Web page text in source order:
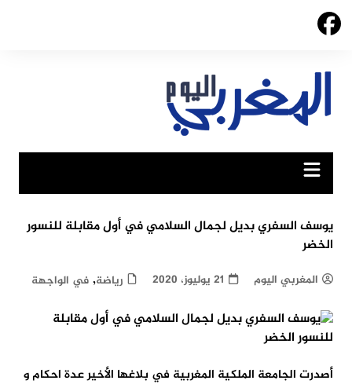
Skip
يوسف السفري بديل لجمال السلامي في أول مقابلة للنسور
الخضر
المغربي اليوم 21 يوليوز، 2020 رياضة, في الواجهة
أصدرت الجامعة الملكية المغربية في بلاغها الأخير عدة احكام و